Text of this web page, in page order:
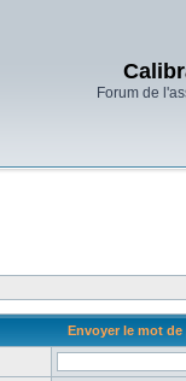
Forum de
Envoyer le mot de